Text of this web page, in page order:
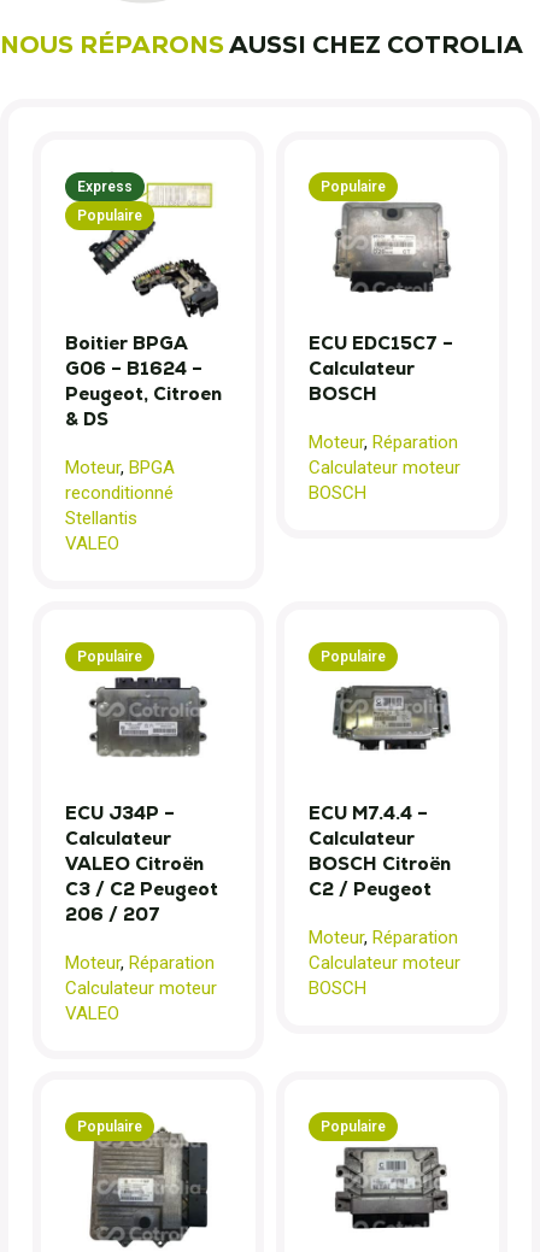
NOUS RÉPARONSAUSSI CHEZ COTROLIA
Express
Populaire
Boitier BPGA
G06 – B1624 –
Peugeot, Citroen
& DS
Moteur, BPGA
reconditionné
Stellantis
VALEO
Populaire
ECU EDC15C7 –
Calculateur
BOSCH
Moteur, Réparation
Calculateur moteur
BOSCH
Populaire
ECU J34P –
Calculateur
VALEO Citroën
C3 / C2 Peugeot
206 / 207
Moteur, Réparation
Calculateur moteur
VALEO
Populaire
ECU M7.4.4 –
Calculateur
BOSCH Citroën
C2 / Peugeot
Moteur, Réparation
Calculateur moteur
BOSCH
Populaire Populaire